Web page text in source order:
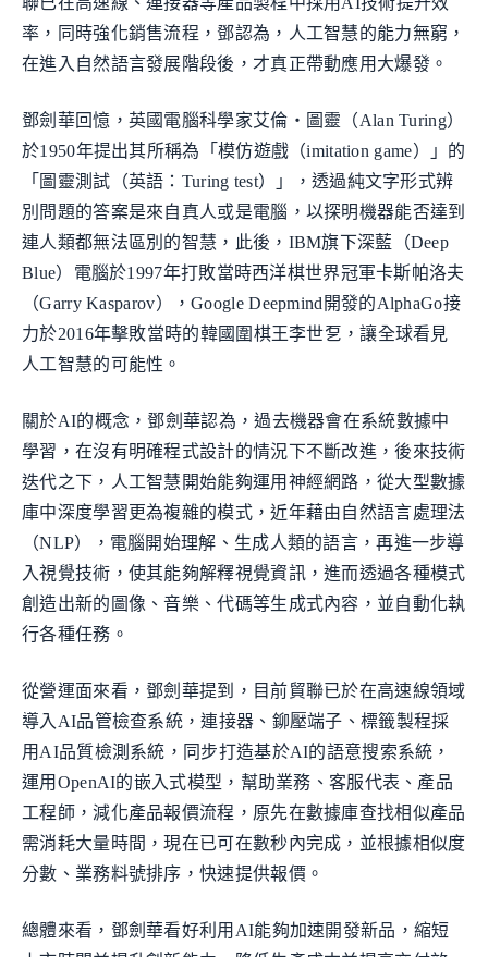
率，同時強化銷售流程，鄧認為，人工智慧的能力無窮，
在進入自然語言發展階段後，才真正帶動應用大爆發。
鄧劍華回憶，英國電腦科學家艾倫‧圖靈（Alan Turing）
於1950年提出其所稱為「模仿遊戲（imitation game）」的
「圖靈測試（英語：Turing test）」，透過純文字形式辨
別問題的答案是來自真人或是電腦，以探明機器能否達到
連人類都無法區別的智慧，此後，IBM旗下深藍（Deep
Blue）電腦於1997年打敗當時西洋棋世界冠軍卡斯帕洛夫
（Garry Kasparov），Google Deepmind開發的AlphaGo接
力於2016年擊敗當時的韓國圍棋王李世乭，讓全球看見
人工智慧的可能性。
關於AI的概念，鄧劍華認為，過去機器會在系統數據中
學習，在沒有明確程式設計的情況下不斷改進，後來技術
迭代之下，人工智慧開始能夠運用神經網路，從大型數據
庫中深度學習更為複雜的模式，近年藉由自然語言處理法
（NLP），電腦開始理解、生成人類的語言，再進一步導
入視覺技術，使其能夠解釋視覺資訊，進而透過各種模式
創造出新的圖像、音樂、代碼等生成式內容，並自動化執
行各種任務。
從營運面來看，鄧劍華提到，目前貿聯已於在高速線領域
導入AI品管檢查系統，連接器、鉚壓端子、標籤製程採
用AI品質檢測系統，同步打造基於AI的語意搜索系統，
運用OpenAI的嵌入式模型，幫助業務、客服代表、產品
工程師，減化產品報價流程，原先在數據庫查找相似產品
需消耗大量時間，現在已可在數秒內完成，並根據相似度
分數、業務料號排序，快速提供報價。
總體來看，鄧劍華看好利用AI能夠加速開發新品，縮短